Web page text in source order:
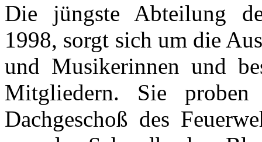
Die jüngste Abteilung
1998, sorgt sich um die
und Musikerinnen und
Mitgliedern. Sie
Dachgeschoß des